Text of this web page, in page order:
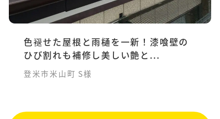
色褪せた屋根と雨樋を一新！漆喰壁の
ひび割れも補修し美しい艶と...
登米市米山町 S様